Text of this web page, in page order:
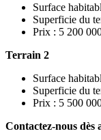
Surface
Superficie du
Prix : 5 200
Terrain 2
Surface
Superficie du
Prix : 5 500
Contactez-nous